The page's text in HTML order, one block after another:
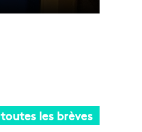
toutes les brèves